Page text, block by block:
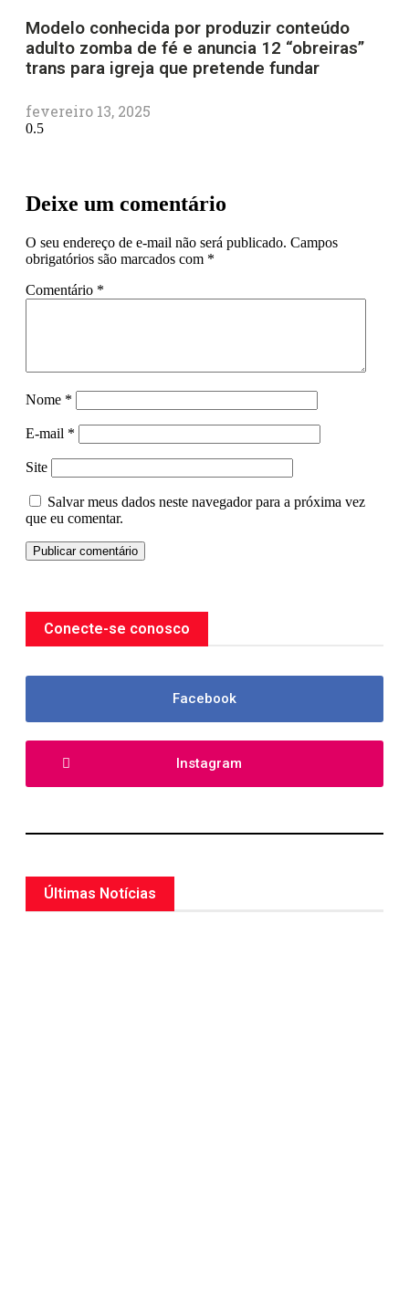
Modelo conhecida por produzir conteúdo
adulto zomba de fé e anuncia 12 “obreiras”
trans para igreja que pretende fundar
fevereiro 13, 2025
Deixe um comentário
O seu endereço de e-mail não será publicado. Campos
obrigatórios são marcados com *
Comentário *
Nome *
E-mail *
Site
Salvar meus dados neste navegador para a próxima vez
que eu comentar.
Conecte-se conosco
Facebook
Instagram
Últimas Notícias